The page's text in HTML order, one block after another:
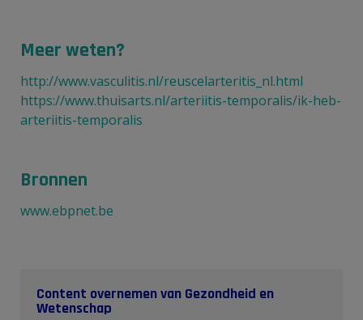
Meer weten?
http://www.vasculitis.nl/reuscelarteritis_nl.html
https://www.thuisarts.nl/arteriitis-temporalis/ik-heb-
arteriitis-temporalis
Bronnen
www.ebpnet.be
Content overnemen van Gezondheid en
Wetenschap